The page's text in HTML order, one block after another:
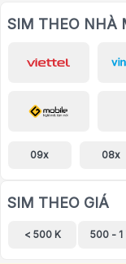
SIM THEO NHÀ
09x 08x
SIM THEO GIÁ
< 500 K 500 - 1